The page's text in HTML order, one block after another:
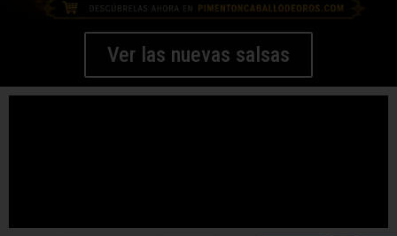
Ver las nuevas salsas